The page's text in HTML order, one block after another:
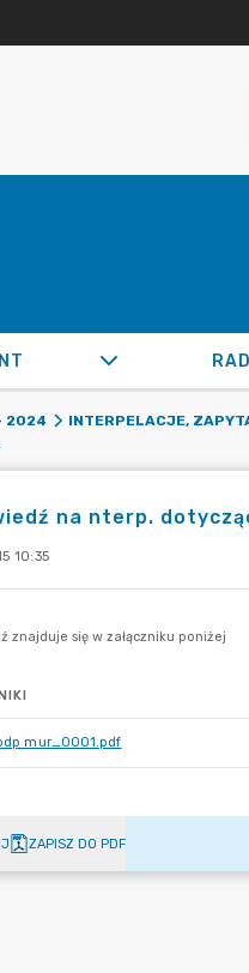
2024 INTERPELACJE,
na nterp.
10:35
mur_0001.pdf
ZAPISZ DO PDF